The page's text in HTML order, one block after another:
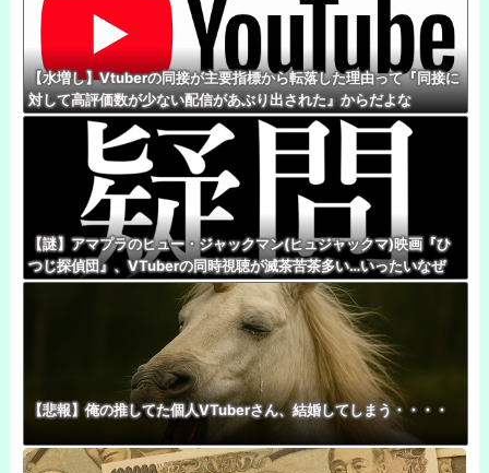
【水増し】Vtuberの同接が主要指標から転落した理由って『同接に
対して高評価数が少ない配信があぶり出された』からだよな
【謎】アマプラのヒュー・ジャックマン(ヒュジャックマ)映画『ひ
つじ探偵団』、VTuberの同時視聴が滅茶苦茶多い…いったいなぜ
【悲報】俺の推してた個人VTuberさん、結婚してしまう・・・・